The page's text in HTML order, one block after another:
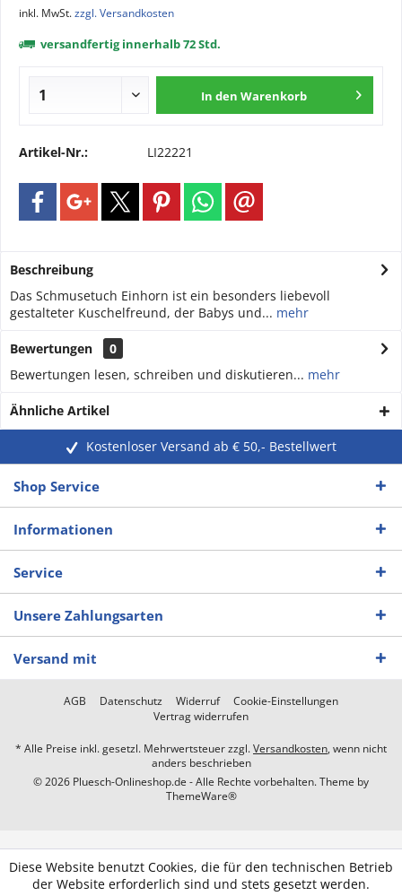
inkl. MwSt.zzgl. Versandkosten
versandfertig innerhalb 72 Std.
In den Warenkorb
Artikel-Nr.: LI22221
Beschreibung
Das Schmusetuch Einhorn ist ein besonders liebevoll
gestalteter Kuschelfreund, der Babys und... mehr
Bewertungen
0
Bewertungen lesen, schreiben und diskutieren... mehr
Ähnliche Artikel
Kostenloser Versand ab € 50,- Bestellwert
Shop Service
Informationen
Service
Unsere Zahlungsarten
Versand mit
AGB Datenschutz Widerruf
Cookie-Einstellungen
Vertrag widerrufen
* Alle Preise inkl. gesetzl. Mehrwertsteuer zzgl.Versandkosten, wenn nicht
anders beschrieben
© 2026 Pluesch-Onlineshop.de - Alle Rechte vorbehalten. Theme by
ThemeWare®
Diese Website benutzt Cookies, die für den technischen Betrieb
der Website erforderlich sind und stets gesetzt werden.